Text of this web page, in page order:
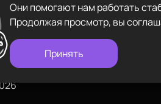
Они помогают нам работать
Продолжая просмотр, вы
Принять